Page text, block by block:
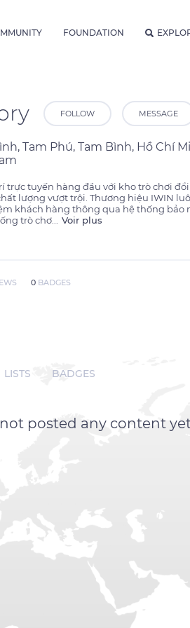
FOUNDATION
FOLLOW MESSAGE
Tam Phú, Tam Bình, Hồ Chí
trực tuyến hàng đầu với kho trò chơi đổi
lượng vượt trội. Thương hiệu IWIN
khách hàng thông qua hệ thống bảo
trò chơ
Voir plus
0 BADGES
LISTS BADGES
posted any content